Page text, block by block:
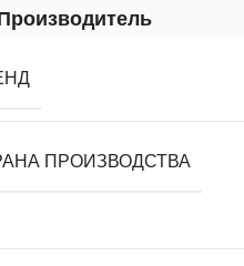
ПРОИЗВОДСТВА